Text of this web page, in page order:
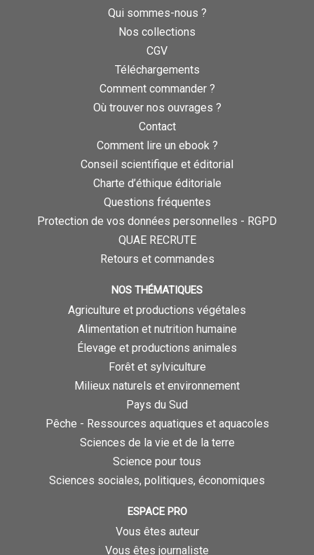
Qui sommes-nous ?
Nos collections
CGV
Téléchargements
Comment commander ?
Où trouver nos ouvrages ?
Contact
Comment lire un ebook ?
Conseil scientifique et éditorial
Charte d’éthique éditoriale
Questions fréquentes
Protection de vos données personnelles - RGPD
QUAE RECRUTE
Retours et commandes
NOS THÉMATIQUES
Agriculture et productions végétales
Alimentation et nutrition humaine
Élevage et productions animales
Forêt et sylviculture
Milieux naturels et environnement
Pays du Sud
Pêche - Ressources aquatiques et aquacoles
Sciences de la vie et de la terre
Science pour tous
Sciences sociales, politiques, économiques
ESPACE PRO
Vous êtes auteur
Vous êtes journaliste